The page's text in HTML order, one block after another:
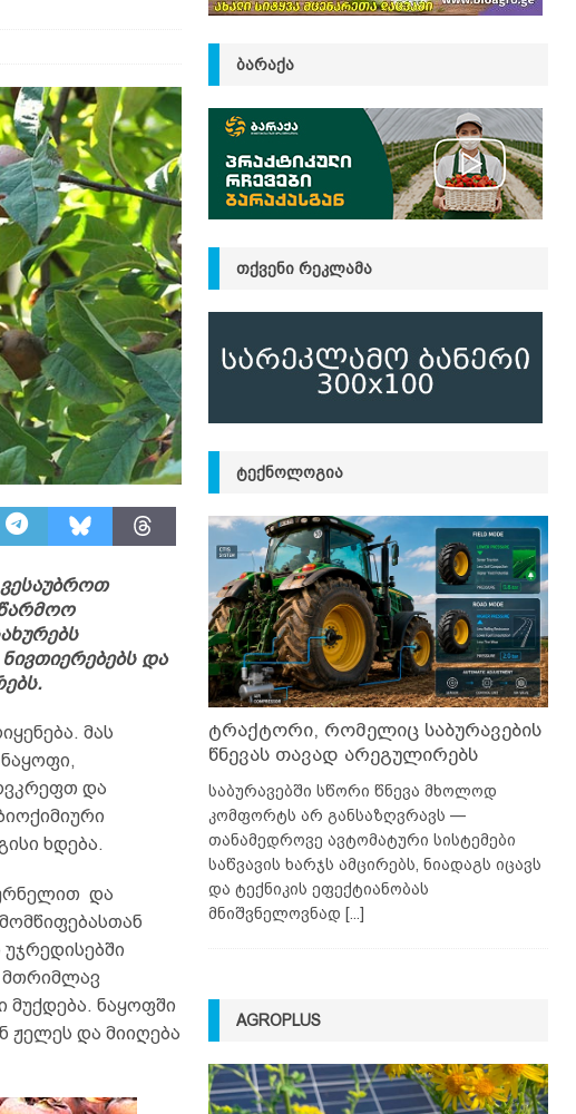
და
მას
და
ხდება.
და
მთრიმლავ
მუქდება. ნაყოფში
ჟელეს და მიიღება
ᲑᲐᲠᲐᲥᲐ
ᲗᲥᲕᲔᲜᲘ ᲠᲔᲙᲚᲐᲛᲐ
ᲢᲔᲥᲜᲝᲚᲝᲒᲘᲐ
ტრაქტორი, რომელიც საბურავების
წნევას თავად არეგულირებს
საბურავებში სწორი წნევა მხოლოდ
კომფორტს არ განსაზღვრავს —
თანამედროვე ავტომატური სისტემები
საწვავის ხარჯს ამცირებს, ნიადაგს იცავს
და ტექნიკის ეფექტიანობას
მნიშვნელოვნად [...]
AGROPLUS